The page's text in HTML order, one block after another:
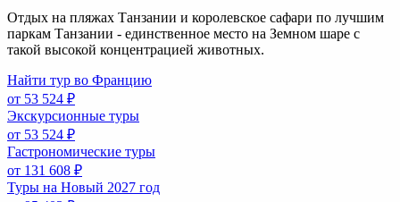
Отдых на пляжах Танзании и королевское сафари по лучшим
паркам Танзании - единственное место на Земном шаре с
такой высокой концентрацией животных.
Найти тур во Францию
от 53 524 ₽
Экскурсионные туры
от 53 524 ₽
Гастрономические туры
от 131 608 ₽
Туры на Новый 2027 год